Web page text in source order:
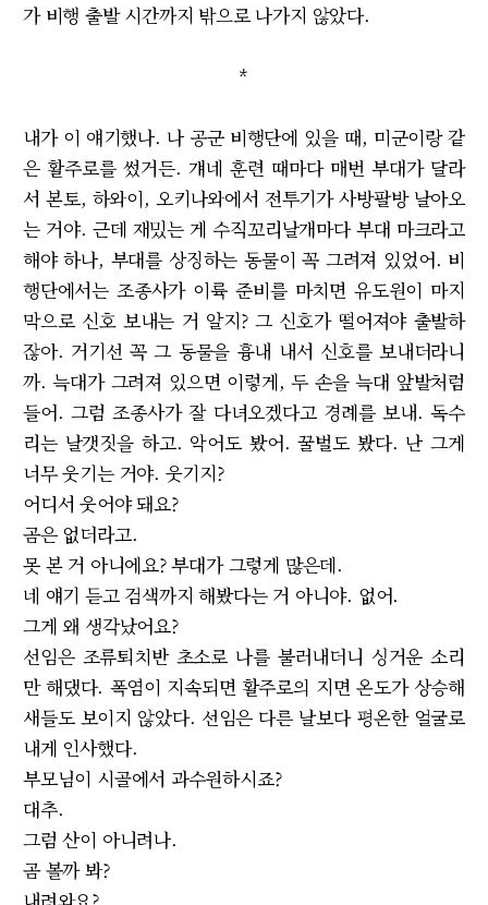
가 비행 출발 시간까지 밖으로 나가지 않았다.
*
내가 이 얘기했나. 나 공군 비행단에 있을 때, 미군이랑 같
은 활주로를 썼거든. 걔네 훈련 때마다 매번 부대가 달라
서 본토, 하와이, 오키나와에서 전투기가 사방팔방 날아오
는 거야. 근데 재밌는 게 수직꼬리날개마다 부대 마크라고
해야 하나, 부대를 상징하는 동물이 꼭 그려져 있었어. 비
행단에서는 조종사가 이륙 준비를 마치면 유도원이 마지
막으로 신호 보내는 거 알지? 그 신호가 떨어져야 출발하
잖아. 거기선 꼭 그 동물을 흉내 내서 신호를 보내더라니
까. 늑대가 그려져 있으면 이렇게, 두 손을 늑대 앞발처럼
들어. 그럼 조종사가 잘 다녀오겠다고 경례를 보내. 독수
리는 날갯짓을 하고. 악어도 봤어. 꿀벌도 봤다. 난 그게
너무 웃기는 거야. 웃기지?
어디서 웃어야 돼요?
곰은 없더라고.
못 본 거 아니에요? 부대가 그렇게 많은데.
네 얘기 듣고 검색까지 해봤다는 거 아니야. 없어.
그게 왜 생각났어요?
선임은 조류퇴치반 초소로 나를 불러내더니 싱거운 소리
만 해댔다. 폭염이 지속되면 활주로의 지면 온도가 상승해
새들도 보이지 않았다. 선임은 다른 날보다 평온한 얼굴로
내게 인사했다.
부모님이 시골에서 과수원하시죠?
대추.
그럼 산이 아니려나.
곰 볼까 봐?